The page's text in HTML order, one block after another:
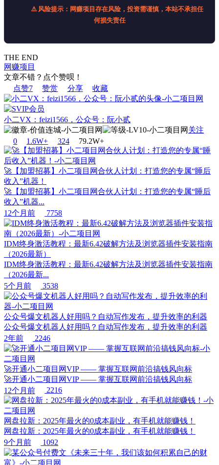
⚠️ 风险提示：网赚项目存在风险，投资需谨慎，本站不承担任
何损失责任
THE END
网赚项目
文章不错？点个赞呗！
点赞7 赞赏 分享 收藏
小二VX：feizi1566，公众号：阮小贰
关注
0
1.6W+ 324 79.2W+
🚀【加盟招募】小二项目网合伙人计划：打造您的专属“睡后
收入”机器！
🚀【加盟招募】小二项目网合伙人计划：打造您的专属“睡后
收入”机器...
12个月前
7758
IDM终身激活教程：最新6.42破解方法及浏览器插件安装指南
（2026最新）
IDM终身激活教程：最新6.42破解方法及浏览器插件安装指南
（2026最新...
5个月前
3538
公众号爆文机器人好用吗？自动写作发布，提升效率的利器
公众号爆文机器人好用吗？自动写作发布，提升效率的利器
2年前
2246
🚀开通小二项目网VIP —— 掌握互联网前沿搞钱风向标
🚀开通小二项目网VIP —— 掌握互联网前沿搞钱风向标
12个月前
2216
网盘拉新：2025年最火的0成本副业，有手机就能赚钱！
网盘拉新：2025年最火的0成本副业，有手机就能赚钱！
9个月前
1092